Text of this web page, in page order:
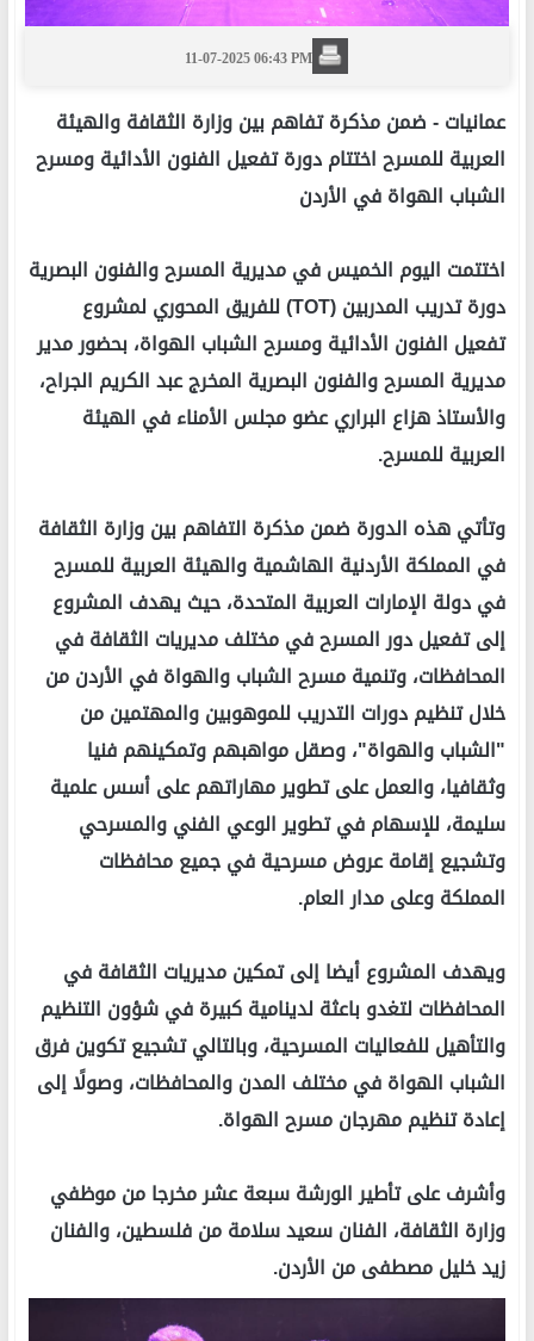
11-07-2025 06:43 PM
عمانيات -ضمن مذكرة تفاهم بين وزارة الثقافة والهيئة
العربية للمسرح اختتام دورة تفعيل الفنون الأدائية ومسرح
الشباب الهواة في الأردن
اختتمت اليوم الخميس في مديرية المسرح والفنون البصرية
دورة تدريب المدربين (TOT) للفريق المحوري لمشروع
تفعيل الفنون الأدائية ومسرح الشباب الهواة، بحضور مدير
مديرية المسرح والفنون البصرية المخرج عبد الكريم الجراح،
والأستاذ هزاع البراري عضو مجلس الأمناء في الهيئة
العربية للمسرح.
وتأتي هذه الدورة ضمن مذكرة التفاهم بين وزارة الثقافة
في المملكة الأردنية الهاشمية والهيئة العربية للمسرح
في دولة الإمارات العربية المتحدة، حيث يهدف المشروع
إلى تفعيل دور المسرح في مختلف مديريات الثقافة في
المحافظات، وتنمية مسرح الشباب والهواة في الأردن من
خلال تنظيم دورات التدريب للموهوبين والمهتمين من
"الشباب والهواة"، وصقل مواهبهم وتمكينهم فنيا
وثقافيا، والعمل على تطوير مهاراتهم على أسس علمية
سليمة، للإسهام في تطوير الوعي الفني والمسرحي
وتشجيع إقامة عروض مسرحية في جميع محافظات
المملكة وعلى مدار العام.
ويهدف المشروع أيضا إلى تمكين مديريات الثقافة في
المحافظات لتغدو باعثة لدينامية كبيرة في شؤون التنظيم
والتأهيل للفعاليات المسرحية، وبالتالي تشجيع تكوين فرق
الشباب الهواة في مختلف المدن والمحافظات، وصولًا إلى
إعادة تنظيم مهرجان مسرح الهواة.
وأشرف على تأطير الورشة سبعة عشر مخرجا من موظفي
وزارة الثقافة، الفنان سعيد سلامة من فلسطين، والفنان
زيد خليل مصطفى من الأردن.